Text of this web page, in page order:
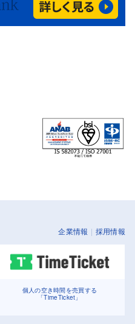
企業情報 採用情報
個人の空き時間を売買する
「TimeTicket」